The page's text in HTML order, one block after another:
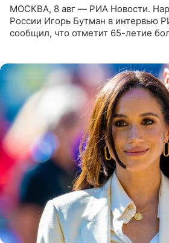
МОСКВА, 8 авг — РИА Новости.
России Игорь Бутман в интервью
сообщил, что отметит 65-летие